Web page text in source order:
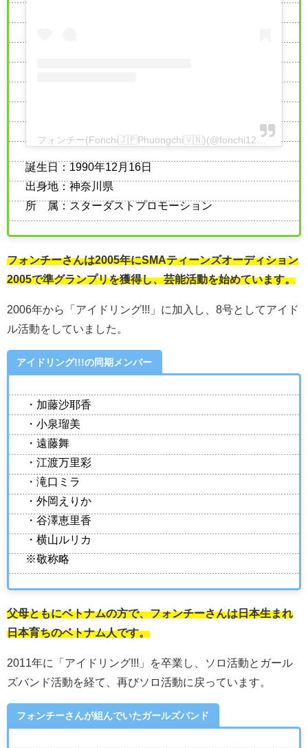
フォンチー(Fonchi🇯🇵Phuongchi🇻🇳)(@fonchi1216)がシェアした投稿
誕生日：1990年12月16日
出身地：神奈川県
所 属：スターダストプロモーション
フォンチーさんは2005年にSMAティーンズオーディション
2005で準グランプリを獲得し、芸能活動を始めています。
2006年から「アイドリング!!!」に加入し、8号としてアイド
ル活動をしていました。
アイドリング!!!の同期メンバー
・加藤沙耶香
・小泉瑠美
・遠藤舞
・江渡万里彩
・滝口ミラ
・外岡えりか
・谷澤恵里香
・横山ルリカ
※敬称略
父母ともにベトナムの方で、フォンチーさんは日本生まれ
日本育ちのベトナム人です。
2011年に「アイドリング!!!」を卒業し、ソロ活動とガール
ズバンド活動を経て、再びソロ活動に戻っています。
フォンチーさんが組んでいたガールズバンド